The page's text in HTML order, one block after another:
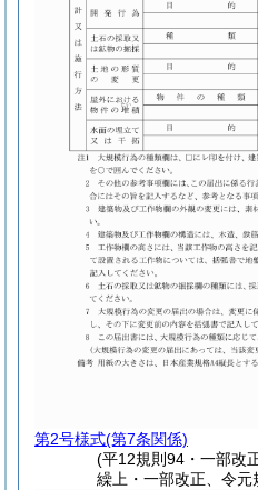
第2号様式(第7条関係)
(平12規則94・一部改
繰上・一部改正、令元